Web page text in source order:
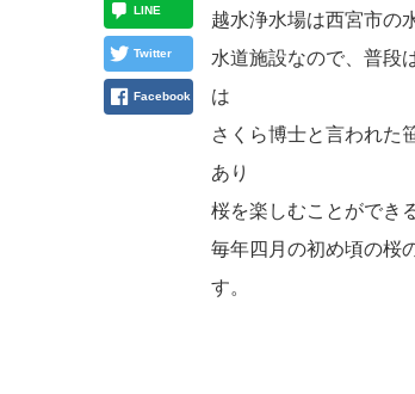
越水浄水場は西宮市の
水道施設なので、普段
は
さくら博士と言われた
あり
桜を楽しむことができ
毎年四月の初め頃の桜
す。
LINE
Twitter
Facebook